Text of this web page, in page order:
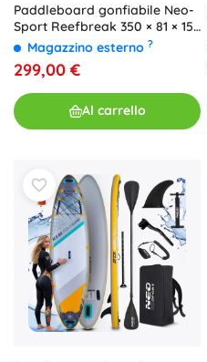
Paddleboard gonfiabile Neo-
Sport Reefbreak 350 × 81 × 15
cmMagazzino esterno ?
299,00 €
Al carrello